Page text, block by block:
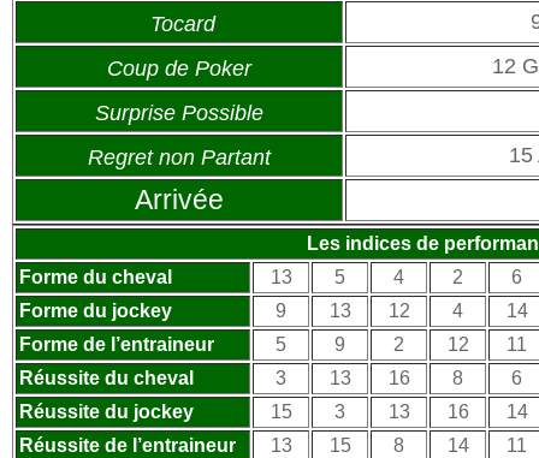
Tocard
Coup de Poker
12
Surprise Possible
Regret non Partant
15
Arrivée
Les indices de
Forme du cheval
13 5 4 2
6
Forme du jockey
9 13 12 4
14
Forme de l’entraineur
5 9 2 12
11
Réussite du cheval
3 13 16 8
6
Réussite du jockey
15 3 13 16
14
Réussite de l’entraineur
13 15 8 14 11